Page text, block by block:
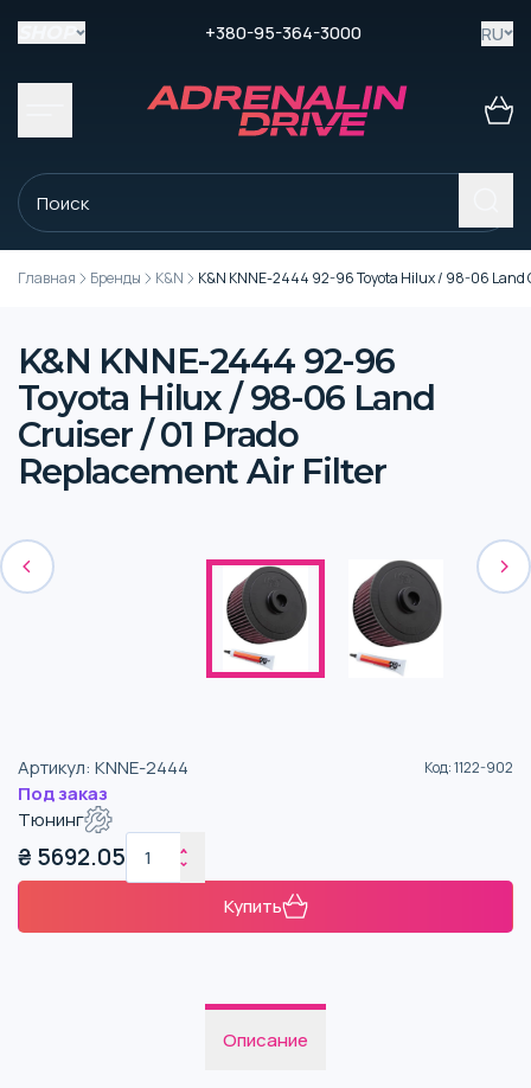
+380-95-364-3000 RU
Главная Бренды K&N K&N KNNE-2444 92-96 Toyota Hilux / 98-06 Land
K&N KNNE-2444 92-96
Toyota Hilux / 98-06 Land
Cruiser / 01 Prado
Replacement Air Filter
Артикул: KNNE-2444 Код:1122-902
Под заказ
Тюнинг
₴ 5692.05
Купить
Описание